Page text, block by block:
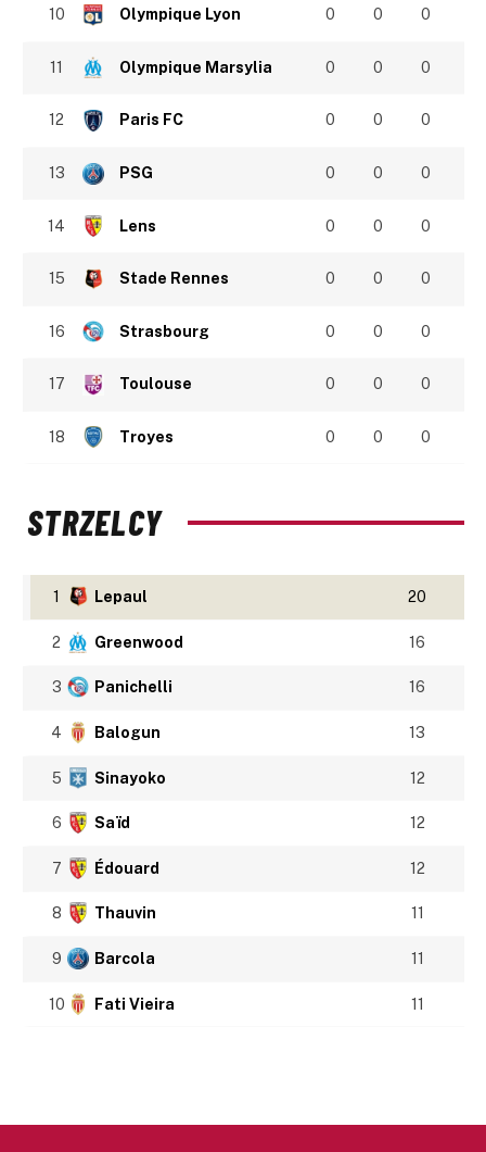
10 Olympique Lyon 0 0 0
11 Olympique Marsylia 0 0 0
12 Paris FC 0 0 0
13 PSG 0 0 0
14 Lens 0 0 0
15 Stade Rennes 0 0 0
16 Strasbourg 0 0 0
17 Toulouse 0 0 0
18 Troyes 0 0 0
STRZELCY
1 Lepaul 20
2 Greenwood 16
3 Panichelli 16
4 Balogun 13
5 Sinayoko 12
6 Saïd 12
7 Édouard 12
8 Thauvin 11
9 Barcola 11
10 Fati Vieira 11